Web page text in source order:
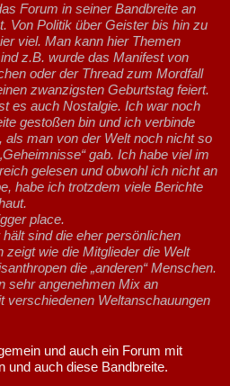
Forum in seiner Bandbreite an
Von Politik über Geister bis hin zu
viel. Man kann hier Themen
z.B. wurde das Manifest von
oder der Thread zum Mordfall
zwanzigsten Geburtstag feiert.
es auch Nostalgie. Ich war noch
gestoßen bin und ich verbinde
als man von der Welt noch nicht so
gab. Ich habe viel im
gelesen und obwohl ich nicht an
habe ich trotzdem viele Berichte
place.
sind die eher persönlichen
wie die Mitglieder die Welt
die „anderen“ Menschen.
sehr angenehmen Mix an
verschiedenen Weltanschauungen
und auch ein Forum mit
und auch diese Bandbreite.